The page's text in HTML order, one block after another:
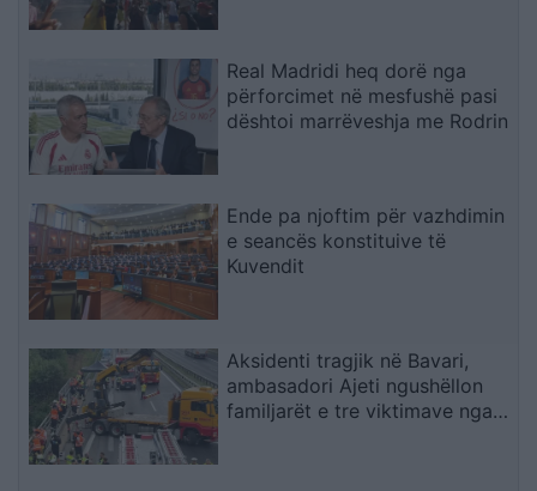
Real Madridi heq dorë nga
përforcimet në mesfushë pasi
dështoi marrëveshja me Rodrin
Ende pa njoftim për vazhdimin
e seancës konstituive të
Kuvendit
Aksidenti tragjik në Bavari,
ambasadori Ajeti ngushëllon
familjarët e tre viktimave nga